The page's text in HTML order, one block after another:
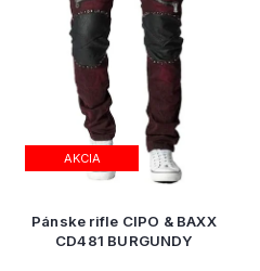
AKCIA
Pánske rifle CIPO & BAXX
CD481 BURGUNDY